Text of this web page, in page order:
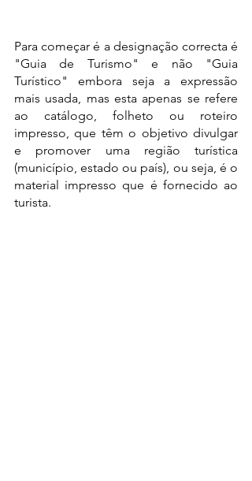
Para começar é a designação correcta é
"Guia de Turismo" e não "Guia
Turístico" embora seja a expressão
mais usada, mas esta apenas se refere
ao catálogo, folheto ou roteiro
impresso, que têm o objetivo divulgar
e promover uma região turística
(município, estado ou país), ou seja, é o
material impresso que é fornecido ao
turista.